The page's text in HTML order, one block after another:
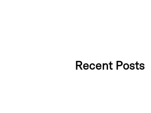
Recent Posts